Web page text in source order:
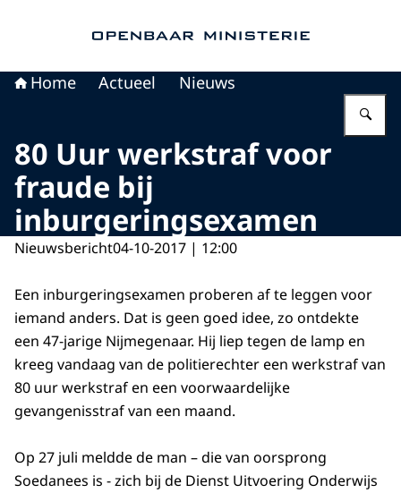
Home Actueel Nieuws
80 Uur werkstraf voor
fraude bij
inburgeringsexamen
Nieuwsbericht04-10-2017 | 12:00
Een inburgeringsexamen proberen af te leggen voor
iemand anders. Dat is geen goed idee, zo ontdekte
een 47-jarige Nijmegenaar. Hij liep tegen de lamp en
kreeg vandaag van de politierechter een werkstraf van
80 uur werkstraf en een voorwaardelijke
gevangenisstraf van een maand.
Op 27 juli meldde de man – die van oorsprong
Soedanees is - zich bij de Dienst Uitvoering Onderwijs